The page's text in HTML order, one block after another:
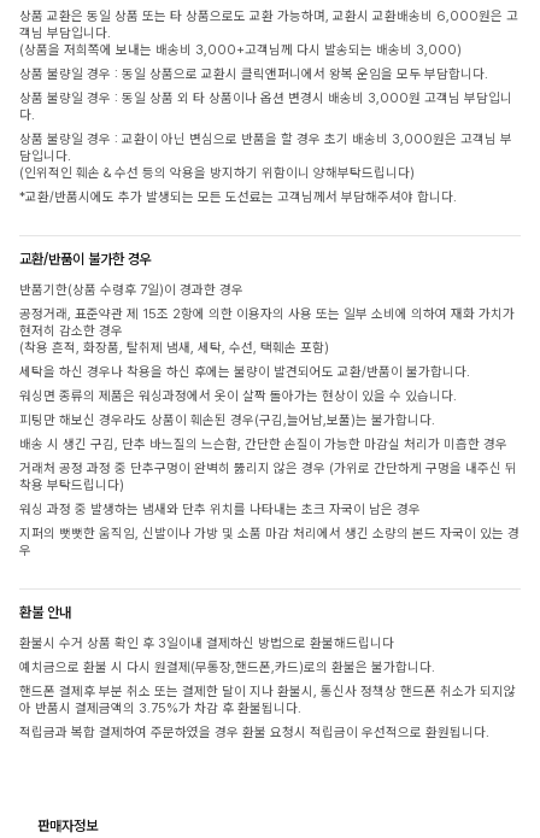
상품 교환은 동일 상품 또는 타 상품으로도 교환 가능하며, 교환시 교환배송비 6,000원은 고
객님 부담입니다.
(상품을 저희쪽에 보내는 배송비 3,000+고객님께 다시 발송되는 배송비 3,000)
상품 불량일 경우 : 동일 상품으로 교환시 클릭앤퍼니에서 왕복 운임을 모두 부담합니다.
상품 불량일 경우 : 동일 상품 외 타 상품이나 옵션 변경시 배송비 3,000원 고객님 부담입니
다.
상품 불량일 경우 : 교환이 아닌 변심으로 반품을 할 경우 초기 배송비 3,000원은 고객님 부
담입니다.
(인위적인 훼손 & 수선 등의 악용을 방지하기 위함이니 양해부탁드립니다)
*교환/반품시에도 추가 발생되는 모든 도선료는 고객님께서 부담해주셔야 합니다.
교환/반품이 불가한 경우
반품기한(상품 수령후 7일)이 경과한 경우
공정거래, 표준약관 제 15조 2항에 의한 이용자의 사용 또는 일부 소비에 의하여 재화 가치가
현저히 감소한 경우
(착용 흔적, 화장품, 탈취제 냄새, 세탁, 수선, 택훼손 포함)
세탁을 하신 경우나 착용을 하신 후에는 불량이 발견되어도 교환/반품이 불가합니다.
워싱면 종류의 제품은 워싱과정에서 옷이 살짝 돌아가는 현상이 있을 수 있습니다.
피팅만 해보신 경우라도 상품이 훼손된 경우(구김,늘어남,보풀)는 불가합니다.
배송 시 생긴 구김, 단추 바느질의 느슨함, 간단한 손질이 가능한 마감실 처리가 미흡한 경우
거래처 공정 과정 중 단추구멍이 완벽히 뚫리지 않은 경우 (가위로 간단하게 구멍을 내주신 뒤
착용 부탁드립니다)
워싱 과정 중 발생하는 냄새와 단추 위치를 나타내는 초크 자국이 남은 경우
지퍼의 뻣뻣한 움직임, 신발이나 가방 및 소품 마감 처리에서 생긴 소량의 본드 자국이 있는 경
우
환불 안내
환불시 수거 상품 확인 후 3일이내 결제하신 방법으로 환불해드립니다
예치금으로 환불 시 다시 원결제(무통장,핸드폰,카드)로의 환불은 불가합니다.
핸드폰 결제후 부분 취소 또는 결제한 달이 지나 환불시, 통신사 정책상 핸드폰 취소가 되지않
아 반품시 결제금액의 3.75%가 차감 후 환불됩니다.
적립금과 복합 결제하여 주문하였을 경우 환불 요청시 적립금이 우선적으로 환원됩니다.
판매자정보